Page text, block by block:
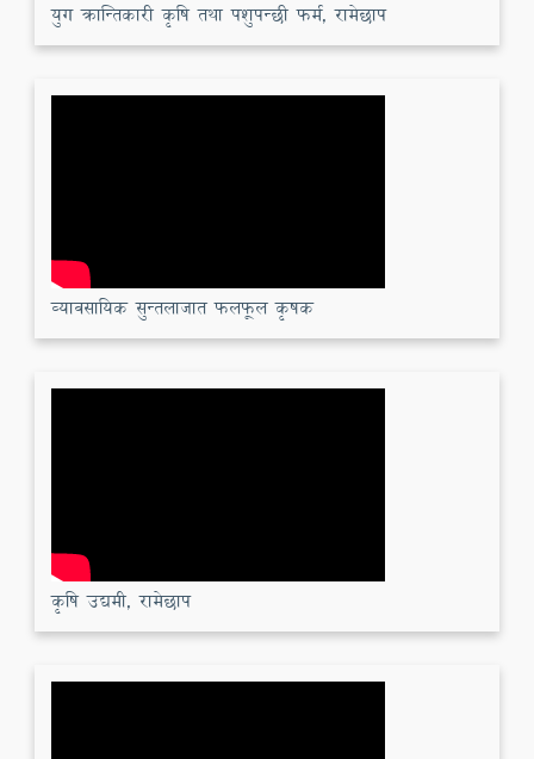
युग क्रान्तिकारी कृषि तथा पशुपन्छी फर्म, रामेछाप
व्यावसायिक सुन्तलाजात फलफूल कृषक
कृषि उद्यमी, रामेछाप